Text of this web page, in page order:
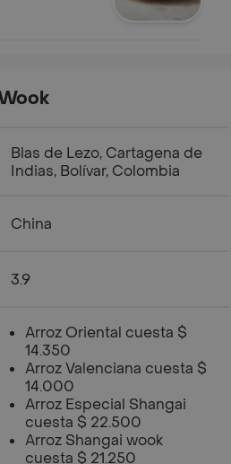
Blas de Lezo, Cartagena de
Indias, Bolívar, Colombia
China
3.9
Arroz Oriental cuesta $
14.350
Arroz Valenciana cuesta $
14.000
Arroz Especial Shangai
cuesta $ 22.500
Arroz Shangai wook
cuesta $ 21.250